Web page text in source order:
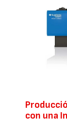
con una